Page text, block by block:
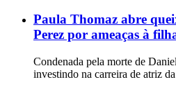
Paula Thomaz abre
Perez por ameaças à
Condenada pela morte de
investindo na carreira de atriz